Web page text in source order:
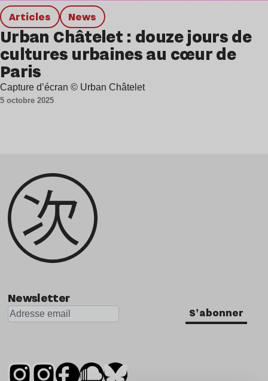
Articles news
Urban Châtelet : douze jours de
cultures urbaines au cœur de
Paris
Capture d’écran © Urban Châtelet
5 octobre 2025
Newsletter
S'abonner